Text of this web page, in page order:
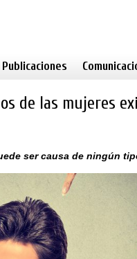
Publicaciones
de las mujeres
ser causa de ningún